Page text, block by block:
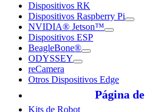
Dispositivos RK
Dispositivos Raspberry Pi
NVIDIA® Jetson™
Dispositivos ESP
BeagleBone®
ODYSSEY
reCamera
Otros Dispositivos Edge
Página
Kits de Robot